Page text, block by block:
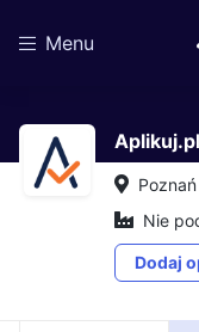
Menu
Aplikuj.pl
Poznań
Nie
Dodaj